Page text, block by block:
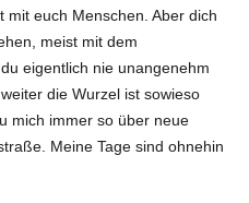
mit euch Menschen. Aber dich
meist mit dem
eigentlich nie unangenehm
die Wurzel ist sowieso
mich immer so über neue
Meine Tage sind ohnehin